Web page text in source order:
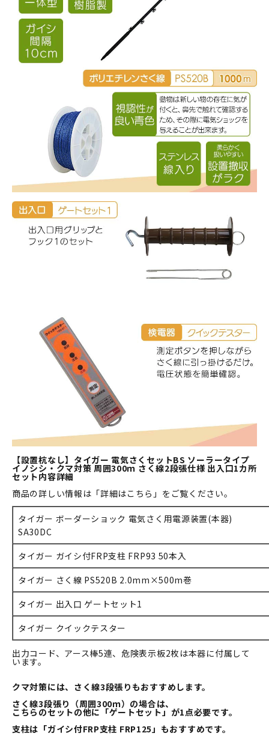
【設置杭なし】タイガー 電気さくセットBS ソーラータイプ
イノシシ・クマ対策 周囲300ｍ さく線2段張仕様 出入口1カ所
セット内容詳細
商品の詳しい情報は「詳細はこちら」をご覧ください。
タイガー ボーダーショック 電気さく用電源装置(本器)
SA30DC
タイガー ガイシ付FRP支柱 FRP93 50本入
タイガー さく線 PS520B 2.0mm×500m巻
タイガー 出入口 ゲートセット1
タイガー クイックテスター
出力コード、アース棒5連、危険表示板2枚は本器に付属して
います。
クマ対策には、さく線3段張りもおすすめします。
さく線3段張り（周囲300ｍ）の場合は、
こちらのセットの他に「ゲートセット」が1点必要です。
支柱は「ガイシ付FRP支柱 FRP125」もおすすめです。